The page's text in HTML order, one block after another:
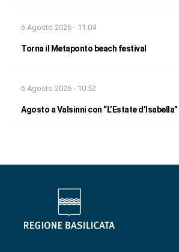
6 Agosto 2026 - 11:04
Torna il Metaponto beach festival
6 Agosto 2026 - 10:52
Agosto a Valsinni con “L’Estate d’Isabella”